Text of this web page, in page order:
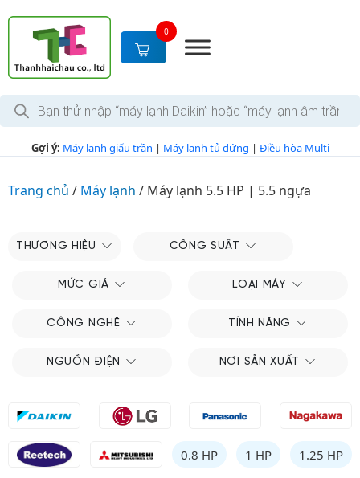
c
0
T
m
i Gợi ý: Máy lạnh giấu trần | Máy lạnh tủ đứng | Điều hòa Multi
Trang chủ / Máy lạnh / Máy lạnh 5.5 HP | 5.5 ngựa
THƯƠNG HIỆU CÔNG SUẤT
MỨC GIÁ LOẠI MÁY
CÔNG NGHỆ TÍNH NĂNG
NGUỒN ĐIỆN NƠI SẢN XUẤT
0.8 HP 1 HP 1.25 HP